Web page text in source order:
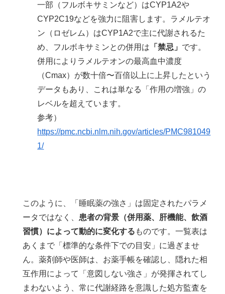
一部（フルボキサミンなど）はCYP1A2や
CYP2C19などを強力に阻害します。ラメルテオ
ン（ロゼレム）はCYP1A2で主に代謝されるた
め、フルボキサミンとの併用は 「禁忌」 です。
併用によりラメルテオンの最高血中濃度
（Cmax）が数十倍〜百倍以上に上昇したという
データもあり、これは単なる「作用の増強」の
レベルを超えています。
参考）
https://pmc.ncbi.nlm.nih.gov/articles/PMC981049
1/
このように、「睡眠薬の強さ」は固定されたパラメ
ータではなく、 患者の背景（併用薬、肝機能、飲酒
習慣）によって動的に変化する ものです。一覧表は
あくまで「標準的な条件下での目安」に過ぎませ
ん。薬剤師や医師は、お薬手帳を確認し、隠れた相
互作用によって「意図しない強さ」が発揮されてし
まわないよう、常に代謝経路を意識した処方監査を